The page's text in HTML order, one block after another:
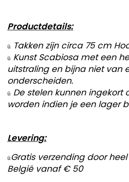
Productdetails:
ü Takken zijn circa 75 cm
ü Kunst Scabiosa met een
uitstraling en bijna niet van
onderscheiden.
ü De stelen kunnen ingekort
worden indien je een lager
Levering:
üGratis verzending door
België vanaf € 50